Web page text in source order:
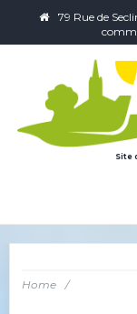
79 Rue de
Site
Home /